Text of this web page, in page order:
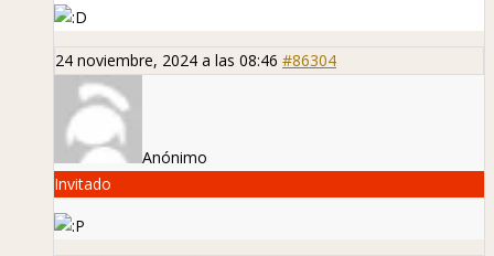
24 noviembre, 2024 a las 08:46 #86304
Anónimo
Invitado